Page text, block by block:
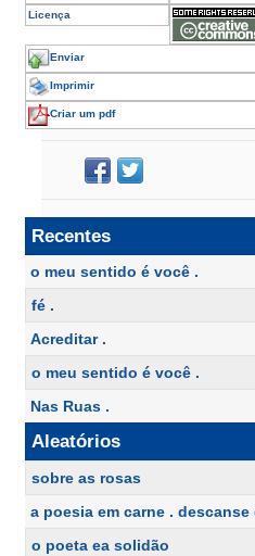
Licença
Enviar
Imprimir
Criar um pdf
Recentes
o meu sentido é você .
fé .
Acreditar .
o meu sentido é você .
Nas Ruas .
Aleatórios
sobre as rosas
a poesia em carne . descanse
o poeta ea solidão